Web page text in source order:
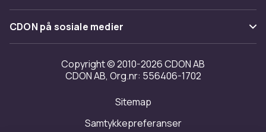
Kundeanmeldelser
Jobbe på CDON
Investor relations
Tilgjengelighet
Merchant Help Center
CDON på sosiale medier
Copyright © 2010-2026 CDON AB
CDON AB, Org.nr: 556406-1702
Sitemap
Samtykkepreferanser